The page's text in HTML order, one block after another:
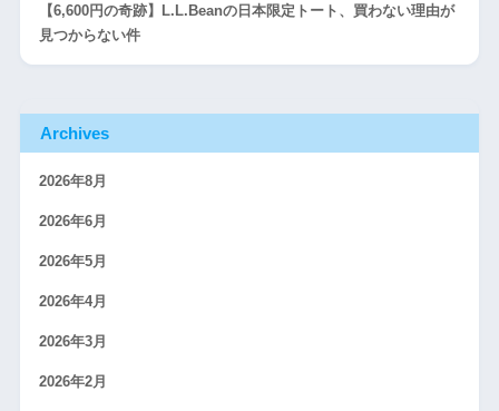
【6,600円の奇跡】L.L.Beanの日本限定トート、買わない理由が
見つからない件
Archives
2026年8月
2026年6月
2026年5月
2026年4月
2026年3月
2026年2月